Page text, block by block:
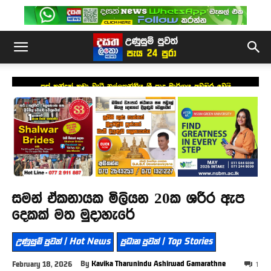
පස් කන්දක් කඩා වැටී නල්ලතන්නිය ශ්‍රී පාද මාර්ගය අවහිර වෙයි
සමන් ඒකනායක මිලියන 20ක ශරීර ඇප
දෙකක් මත මුදාහැරේ
උණුසුම් පුවත් | Hot News ප්‍රධාන පුවත් | Top Stories
February 18, 2026 By Kavika Tharunindu Ashirwad Gamarathne 1